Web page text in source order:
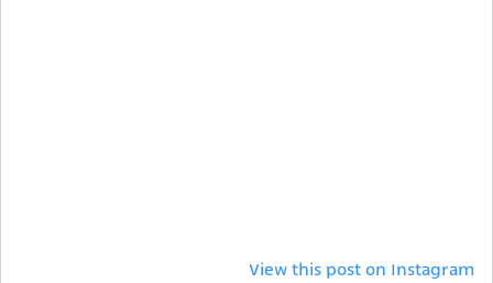
View this post on Instagram